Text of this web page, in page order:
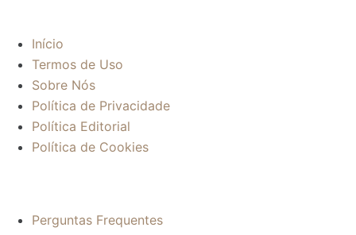
Início
Termos de Uso
Sobre Nós
Política de Privacidade
Política Editorial
Política de Cookies
Perguntas Frequentes